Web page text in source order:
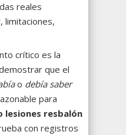
reales
limitaciones,
crítico es la
que el
o debía saber
para
lesiones resbalón
con registros